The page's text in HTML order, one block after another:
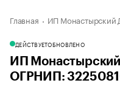
Главная ИП Монастырский
ДЕЙСТВУЕТОБНОВЛЕНО
ИП
ОГРНИП: